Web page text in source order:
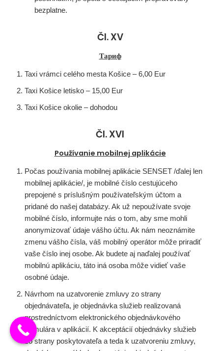
bezplatne.
Čl. XV
Тариф
Taxi vrámci celého mesta Košice – 6,00 Eur
Taxi Košice letisko – 15,00 Eur
Taxi Košice okolie – dohodou
Čl. XVI
Používanie mobilnej aplikácie
Počas používania mobilnej aplikácie SENSET /ďalej len
mobilnej aplikácie/, je mobilné číslo cestujúceho
prepojené s príslušným používateľským účtom a
pridané do našej databázy. Ak už nepoužívate svoje
mobilné číslo, informujte nás o tom, aby sme mohli
anonymizovať údaje vášho účtu. Ak nám neoznámite
zmenu vášho čísla, váš mobilný operátor môže priradiť
vaše číslo inej osobe. Ak budete aj naďalej používať
mobilnú aplikáciu, táto iná osoba môže vidieť vaše
osobné údaje.
Návrhom na uzatvorenie zmluvy zo strany
objednávateľa, je objednávka služieb realizovaná
prostredníctvom elektronického objednávkového
formulára v aplikácií. K akceptácií objednávky služieb
zo strany poskytovateľa a teda k uzatvoreniu zmluvy,